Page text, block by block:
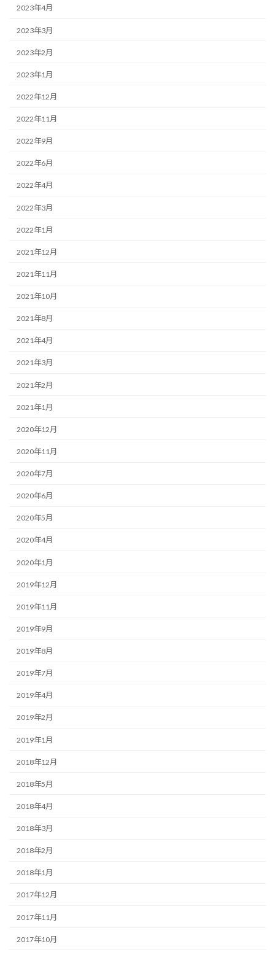
2023年4月
2023年3月
2023年2月
2023年1月
2022年12月
2022年11月
2022年9月
2022年6月
2022年4月
2022年3月
2022年1月
2021年12月
2021年11月
2021年10月
2021年8月
2021年4月
2021年3月
2021年2月
2021年1月
2020年12月
2020年11月
2020年7月
2020年6月
2020年5月
2020年4月
2020年1月
2019年12月
2019年11月
2019年9月
2019年8月
2019年7月
2019年4月
2019年2月
2019年1月
2018年12月
2018年5月
2018年4月
2018年3月
2018年2月
2018年1月
2017年12月
2017年11月
2017年10月